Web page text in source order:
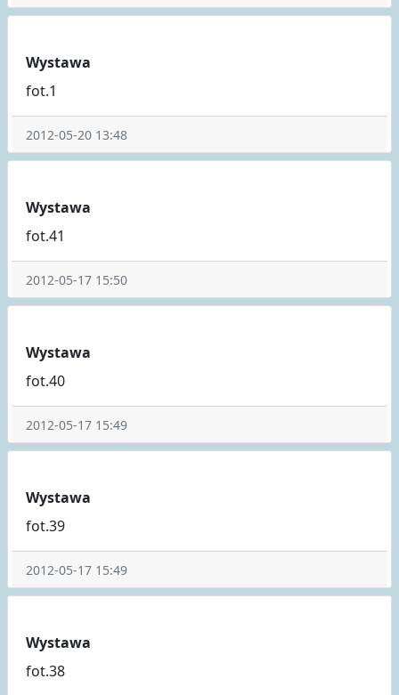
Wystawa
fot.1
2012-05-20 13:48
Wystawa
fot.41
2012-05-17 15:50
Wystawa
fot.40
2012-05-17 15:49
Wystawa
fot.39
2012-05-17 15:49
Wystawa
fot.38